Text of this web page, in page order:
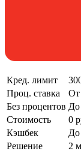
Кред. лимит
Проц. ставка
От
Без процентов До
Стоимость
0
Кэшбек
До
Решение
2